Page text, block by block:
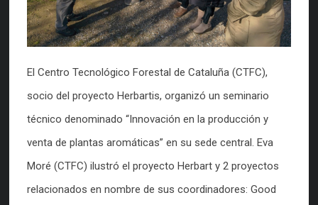
El Centro Tecnológico Forestal de Cataluña (CTFC),
socio del proyecto Herbartis, organizó un seminario
técnico denominado “Innovación en la producción y
venta de plantas aromáticas” en su sede central. Eva
Moré (CTFC) ilustró el proyecto Herbart y 2 proyectos
relacionados en nombre de sus coordinadores: Good